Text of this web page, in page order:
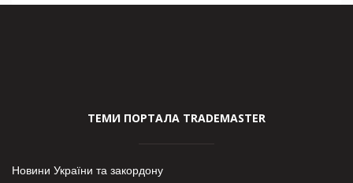
ТЕМИ ПОРТАЛА TRADEMASTER
Новини України та закордону